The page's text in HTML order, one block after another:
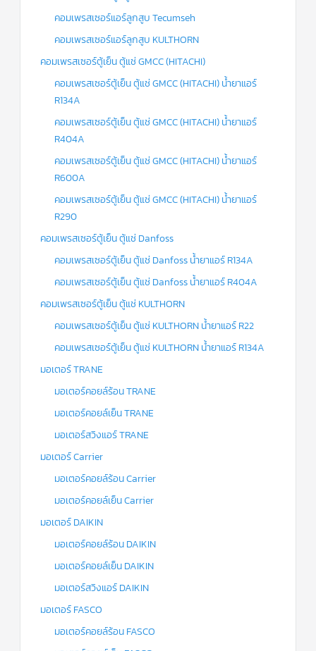
คอมเพรสเซอร์แอร์ลูกสูบ Tecumseh
คอมเพรสเซอร์แอร์ลูกสูบ KULTHORN
คอมเพรสเซอร์ตู้เย็น ตู้แช่ GMCC (HITACHI)
คอมเพรสเซอร์ตู้เย็น ตู้แช่ GMCC (HITACHI) น้ำยาแอร์
R134A
คอมเพรสเซอร์ตู้เย็น ตู้แช่ GMCC (HITACHI) น้ำยาแอร์
R404A
คอมเพรสเซอร์ตู้เย็น ตู้แช่ GMCC (HITACHI) น้ำยาแอร์
R600A
คอมเพรสเซอร์ตู้เย็น ตู้แช่ GMCC (HITACHI) น้ำยาแอร์
R290
คอมเพรสเซอร์ตู้เย็น ตู้แช่ Danfoss
คอมเพรสเซอร์ตู้เย็น ตู้แช่ Danfoss น้ำยาแอร์ R134A
คอมเพรสเซอร์ตู้เย็น ตู้แช่ Danfoss น้ำยาแอร์ R404A
คอมเพรสเซอร์ตู้เย็น ตู้แช่ KULTHORN
คอมเพรสเซอร์ตู้เย็น ตู้แช่ KULTHORN น้ำยาแอร์ R22
คอมเพรสเซอร์ตู้เย็น ตู้แช่ KULTHORN น้ำยาแอร์ R134A
มอเตอร์ TRANE
มอเตอร์คอยล์ร้อน TRANE
มอเตอร์คอยล์เย็น TRANE
มอเตอร์สวิงแอร์ TRANE
มอเตอร์ Carrier
มอเตอร์คอยล์ร้อน Carrier
มอเตอร์คอยล์เย็น Carrier
มอเตอร์ DAIKIN
มอเตอร์คอยล์ร้อน DAIKIN
มอเตอร์คอยล์เย็น DAIKIN
มอเตอร์สวิงแอร์ DAIKIN
มอเตอร์ FASCO
มอเตอร์คอยล์ร้อน FASCO